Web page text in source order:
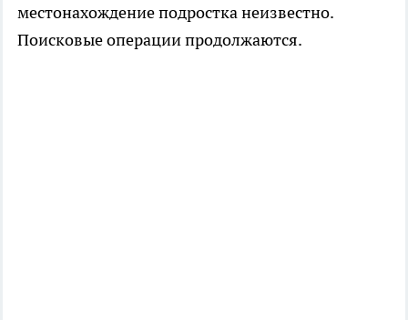
местонахождение подростка неизвестно.
Поисковые операции продолжаются.